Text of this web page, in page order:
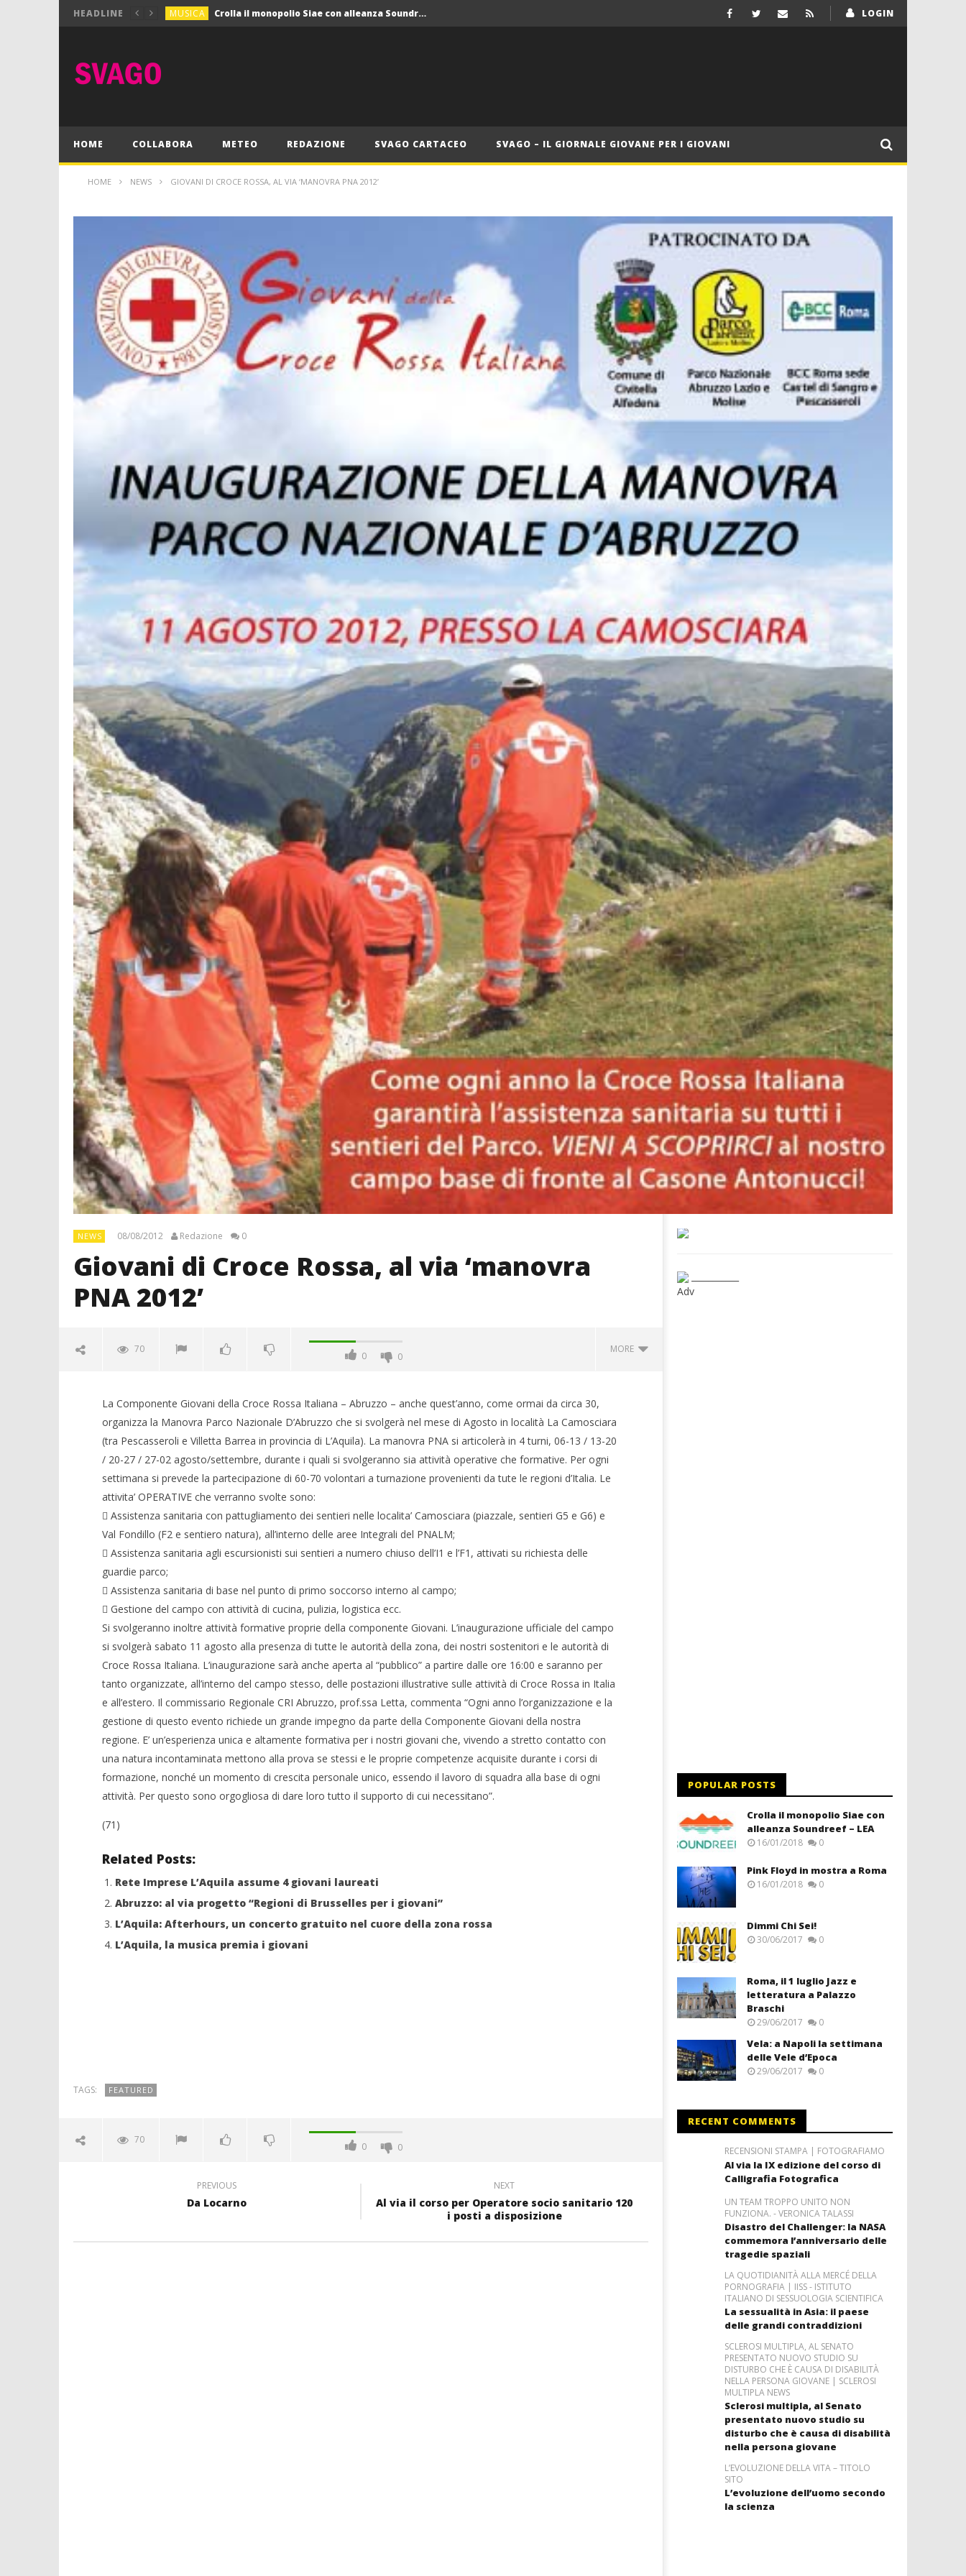
HEADLINE MUSICA Crolla il monopolio Siae con alleanza Soundreef – LEA
MUSICA Crolla il monopolio Siae con alleanza Soundreef – LEA
LOGIN
HOME COLLABORA METEO REDAZIONE SVAGO CARTACEO SVAGO – IL GIORNALE GIOVANE PER I GIOVANI
HOME NEWS GIOVANI DI CROCE ROSSA, AL VIA ‘MANOVRA PNA 2012’
NEWS 08/08/2012 Redazione 0
Giovani di Croce Rossa, al via ‘manovra
PNA 2012’
70
0 0
MORE
NOW VIEWING
Giovani di Croce Rossa, al via
‘manovra PNA 2012’
08/08/2012
Crolla il monopolio Siae con
alleanza Soundreef - LEA
08/08/2012
La Componente Giovani della Croce Rossa Italiana – Abruzzo – anche quest’anno, come ormai da circa 30,
organizza la Manovra Parco Nazionale D’Abruzzo che si svolgerà nel mese di Agosto in località La Camosciara
(tra Pescasseroli e Villetta Barrea in provincia di L’Aquila). La manovra PNA si articolerà in 4 turni, 06-13 / 13-20
/ 20-27 / 27-02 agosto/settembre, durante i quali si svolgeranno sia attività operative che formative. Per ogni
settimana si prevede la partecipazione di 60-70 volontari a turnazione provenienti da tute le regioni d’Italia. Le
attivita’ OPERATIVE che verranno svolte sono:
 Assistenza sanitaria con pattugliamento dei sentieri nelle localita’ Camosciara (piazzale, sentieri G5 e G6) e
Val Fondillo (F2 e sentiero natura), all’interno delle aree Integrali del PNALM;
 Assistenza sanitaria agli escursionisti sui sentieri a numero chiuso dell’I1 e l’F1, attivati su richiesta delle
guardie parco;
 Assistenza sanitaria di base nel punto di primo soccorso interno al campo;
 Gestione del campo con attività di cucina, pulizia, logistica ecc.
Si svolgeranno inoltre attività formative proprie della componente Giovani. L’inaugurazione ufficiale del campo
si svolgerà sabato 11 agosto alla presenza di tutte le autorità della zona, dei nostri sostenitori e le autorità di
Croce Rossa Italiana. L’inaugurazione sarà anche aperta al “pubblico” a partire dalle ore 16:00 e saranno per
tanto organizzate, all’interno del campo stesso, delle postazioni illustrative sulle attività di Croce Rossa in Italia
e all’estero. Il commissario Regionale CRI Abruzzo, prof.ssa Letta, commenta “Ogni anno l’organizzazione e la
gestione di questo evento richiede un grande impegno da parte della Componente Giovani della nostra
regione. E’ un’esperienza unica e altamente formativa per i nostri giovani che, vivendo a stretto contatto con
una natura incontaminata mettono alla prova se stessi e le proprie competenze acquisite durante i corsi di
formazione, nonché un momento di crescita personale unico, essendo il lavoro di squadra alla base di ogni
attività. Per questo sono orgogliosa di dare loro tutto il supporto di cui necessitano”.
(71)
Related Posts:
Rete Imprese L’Aquila assume 4 giovani laureati
Abruzzo: al via progetto “Regioni di Brusselles per i giovani”
L’Aquila: Afterhours, un concerto gratuito nel cuore della zona rossa
L’Aquila, la musica premia i giovani
TAGS: FEATURED
70
0 0
PREVIOUS
Da Locarno
NEXT
Al via il corso per Operatore socio sanitario 120
i posti a disposizione
___________
Adv
POPULAR POSTS
Crolla il monopolio Siae con
alleanza Soundreef – LEA
16/01/2018 0
Pink Floyd in mostra a Roma
16/01/2018 0
Dimmi Chi Sei!
30/06/2017 0
Roma, il 1 luglio Jazz e
letteratura a Palazzo
Braschi
29/06/2017 0
Vela: a Napoli la settimana
delle Vele d’Epoca
29/06/2017 0
RECENT COMMENTS
RECENSIONI STAMPA | FOTOGRAFIAMO
Al via la IX edizione del corso di
Calligrafia Fotografica
UN TEAM TROPPO UNITO NON
FUNZIONA. - VERONICA TALASSI
Disastro del Challenger: la NASA
commemora l’anniversario delle
tragedie spaziali
LA QUOTIDIANITÀ ALLA MERCÉ DELLA
PORNOGRAFIA | IISS - ISTITUTO
ITALIANO DI SESSUOLOGIA SCIENTIFICA
La sessualità in Asia: il paese
delle grandi contraddizioni
SCLEROSI MULTIPLA, AL SENATO
PRESENTATO NUOVO STUDIO SU
DISTURBO CHE È CAUSA DI DISABILITÀ
NELLA PERSONA GIOVANE | SCLEROSI
MULTIPLA NEWS
Sclerosi multipla, al Senato
presentato nuovo studio su
disturbo che è causa di disabilità
nella persona giovane
L’EVOLUZIONE DELLA VITA – TITOLO
SITO
L’evoluzione dell’uomo secondo
la scienza